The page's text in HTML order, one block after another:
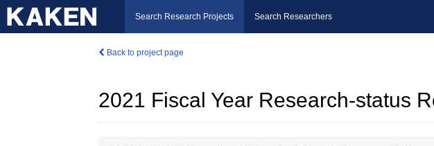
Search Research Projects Search Researchers
Back to project page
2021 Fiscal Year Research-status